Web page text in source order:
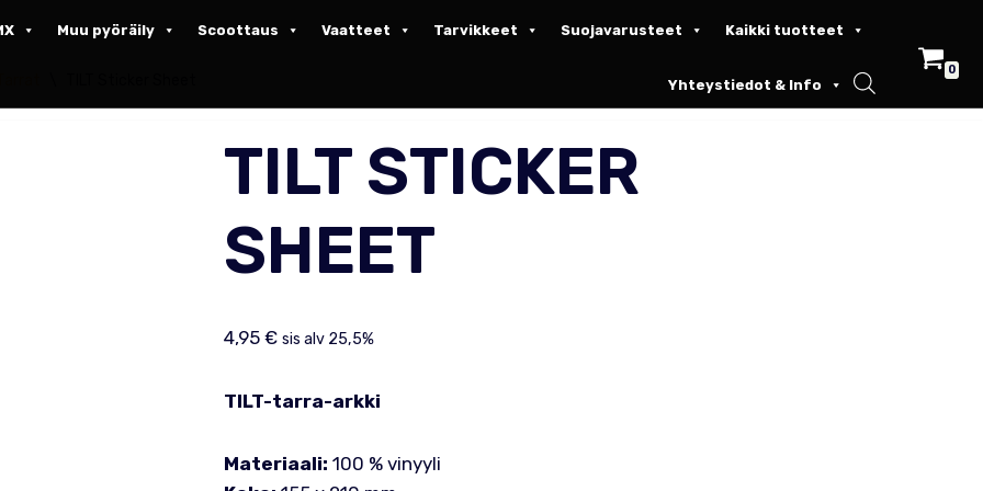
Muu pyöräily Scoottaus Vaatteet Tarvikkeet Suojavarusteet Kaikki tuotteet
Yhteystiedot & Info
0
TILT STICKER
SHEET
4,95 € sis alv 25,5%
TILT-tarra-arkki
Materiaali: 100 % vinyyli